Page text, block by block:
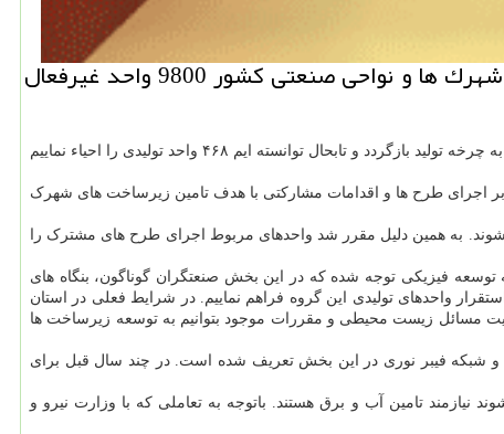
به گزارش نیو باكس معاون وزیر صنعت، معدن و تجارت اعلام نمود: از مجموع واحدهای تولیدی مستقر در شهرك ها و نواحی صنعتی كشور 9800 واحد غیرفعال
به گزارش نیو باکس به نقل از ایسنا، محسن صالحی نیا اضافه کرد: سال ۱۳۹۹ طبق برنامه ریزهای انجام شده مقرر است ۱۵۰۰ واحد تولیدی در کشور به چرخه تولید بازگردد و تابحال توانسته ایم ۴۶۸ واحد تولیدی را احیاء نماییم
اجرای طرح ها و اقدامات مشارکتی با هدف تامین زیرساخت های شهرک
شوند. به همین دلیل مقرر شد واحدهای مربوط اجرای طرح های مشترک را
فیزیکی توجه شده که در این بخش صنعتگران گوناگون، بنگاه های
واحدهای تولیدی این گروه فراهم نماییم. در شرایط فعلی در استان
مسائل زیست محیطی و مقررات موجود بتوانیم به توسعه زیرساخت ها
و شبکه فیبر نوری در این بخش تعریف شده است. در چند سال قبل برای
تامین آب و برق هستند. باتوجه به تعاملی که با وزارت نیرو و